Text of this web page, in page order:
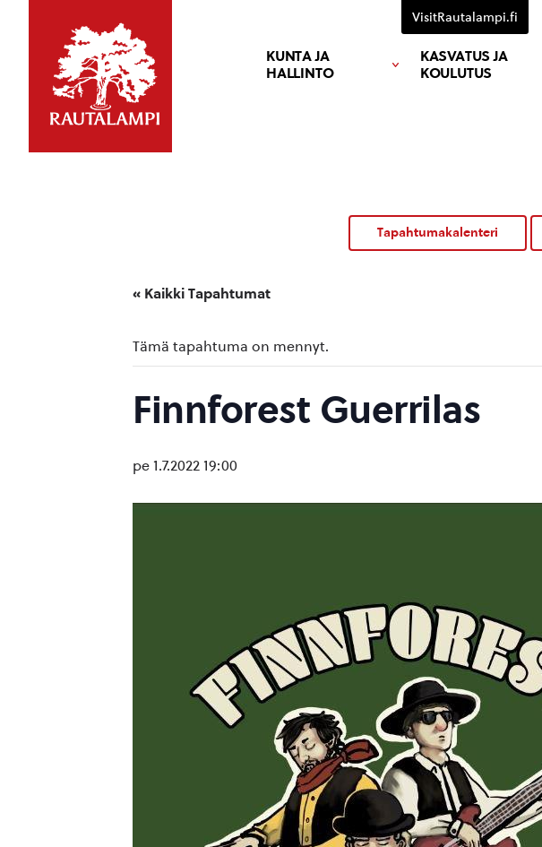
KUNTA JA
HALLINTO
KASVATUS JA
KOULUTUS
VisitRautalampi.fi
Tapahtumakalenteri
« Kaikki Tapahtumat
Tämä tapahtuma on mennyt.
Finnforest Guerrilas
pe 1.7.2022 19:00